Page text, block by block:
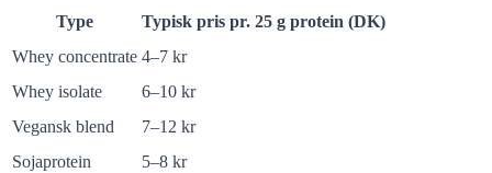
Type
Typisk pris pr. 25 g protein (DK)
Whey concentrate 4–7 kr
Whey isolate
6–10 kr
Vegansk blend
7–12 kr
Sojaprotein
5–8 kr